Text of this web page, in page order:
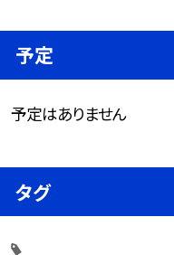
予定
予定はありません
タグ